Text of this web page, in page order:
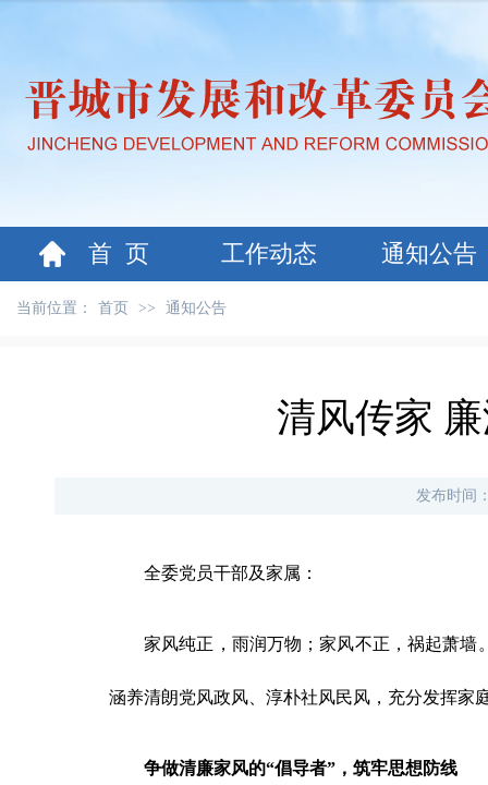
首 页 工作动态 通知公告
当前位置： 首页 >> 通知公告
清风传家
发布时间
全委党员干部及家属：
家风纯正，雨润万物；家风不正，祸起萧
涵养清朗党风政风、淳朴社风民风，充分发挥家
争做清廉家风的“倡导者”，筑牢思想防线